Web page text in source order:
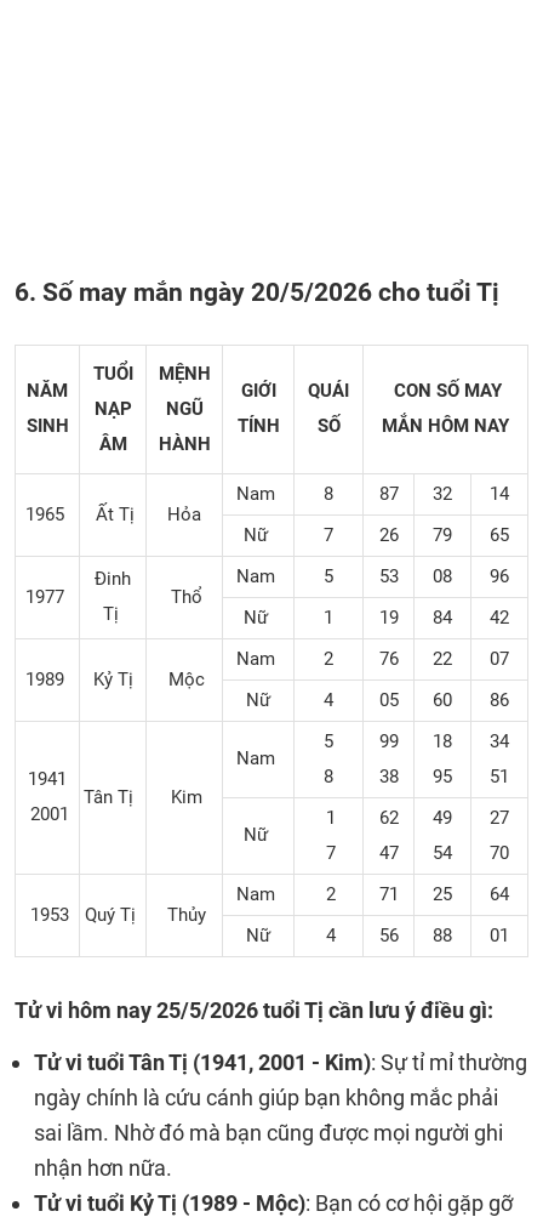
6. Số may mắn ngày 20/5/2026 cho tuổi Tị
NĂM
SINH
TUỔI
NẠP
ÂM
MỆNH
NGŨ
HÀNH
GIỚI
TÍNH
QUÁI
SỐ
CON SỐ MAY
MẮN HÔM NAY
1965 Ất Tị Hỏa
Nam 8 87 32
14
Nữ
7 26 79 65
1977
Đinh
Tị
Thổ
Nam 5 53 08
96
Nữ
1 19 84 42
1989 Kỷ Tị Mộc
Nam 2 76 22
07
Nữ
4 05 60 86
1941
2001
Tân Tị Kim
Nam
5
8
99
38
18
95
34
51
Nữ
1
7
62
47
49
54
27
70
1953 Quý Tị Thủy
Nam 2 71 25
64
Nữ
4 56 88 01
Tử vi hôm nay 25/5/2026 tuổi Tị cần lưu ý điều gì:
Tử vi tuổi Tân Tị (1941, 2001 - Kim): Sự tỉ mỉ thường
ngày chính là cứu cánh giúp bạn không mắc phải
sai lầm. Nhờ đó mà bạn cũng được mọi người ghi
nhận hơn nữa.
Tử vi tuổi Kỷ Tị (1989 - Mộc): Bạn có cơ hội gặp gỡ